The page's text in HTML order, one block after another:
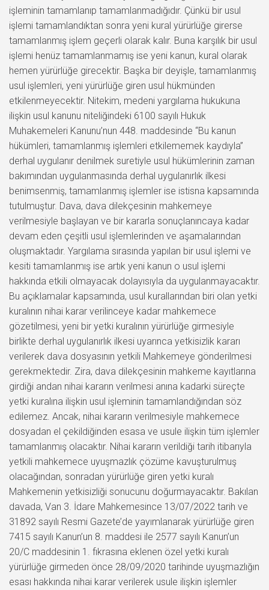
işleminin tamamlanıp tamamlanmadığıdır. Çünkü bir usul
işlemi tamamlandıktan sonra yeni kural yürürlüğe girerse
tamamlanmış işlem geçerli olarak kalır. Buna karşılık bir usul
işlemi henüz tamamlanmamış ise yeni kanun, kural olarak
hemen yürürlüğe girecektir. Başka bir deyişle, tamamlanmış
usul işlemleri, yeni yürürlüğe giren usul hükmünden
etkilenmeyecektir. Nitekim, medeni yargılama hukukuna
ilişkin usul kanunu niteliğindeki 6100 sayılı Hukuk
Muhakemeleri Kanunu’nun 448. maddesinde “Bu kanun
hükümleri, tamamlanmış işlemleri etkilememek kaydıyla”
derhal uygulanır denilmek suretiyle usul hükümlerinin zaman
bakımından uygulanmasında derhal uygulanırlık ilkesi
benimsenmiş, tamamlanmış işlemler ise istisna kapsamında
tutulmuştur. Dava, dava dilekçesinin mahkemeye
verilmesiyle başlayan ve bir kararla sonuçlanıncaya kadar
devam eden çeşitli usul işlemlerinden ve aşamalarından
oluşmaktadır. Yargılama sırasında yapılan bir usul işlemi ve
kesiti tamamlanmış ise artık yeni kanun o usul işlemi
hakkında etkili olmayacak dolayısıyla da uygulanmayacaktır.
Bu açıklamalar kapsamında, usul kurallarından biri olan yetki
kuralının nihai karar verilinceye kadar mahkemece
gözetilmesi, yeni bir yetki kuralının yürürlüğe girmesiyle
birlikte derhal uygulanırlık ilkesi uyarınca yetkisizlik kararı
verilerek dava dosyasının yetkili Mahkemeye gönderilmesi
gerekmektedir. Zira, dava dilekçesinin mahkeme kayıtlarına
girdiği andan nihai kararın verilmesi anına kadarki süreçte
yetki kuralına ilişkin usul işleminin tamamlandığından söz
edilemez. Ancak, nihai kararın verilmesiyle mahkemece
dosyadan el çekildiğinden esasa ve usule ilişkin tüm işlemler
tamamlanmış olacaktır. Nihai kararın verildiği tarih itibarıyla
yetkili mahkemece uyuşmazlık çözüme kavuşturulmuş
olacağından, sonradan yürürlüğe giren yetki kuralı
Mahkemenin yetkisizliği sonucunu doğurmayacaktır. Bakılan
davada, Van 3. İdare Mahkemesince 13/07/2022 tarih ve
31892 sayılı Resmi Gazete’de yayımlanarak yürürlüğe giren
7415 sayılı Kanun’un 8. maddesi ile 2577 sayılı Kanun’un
20/C maddesinin 1. fıkrasına eklenen özel yetki kuralı
yürürlüğe girmeden önce 28/09/2020 tarihinde uyuşmazlığın
esası hakkında nihai karar verilerek usule ilişkin işlemler